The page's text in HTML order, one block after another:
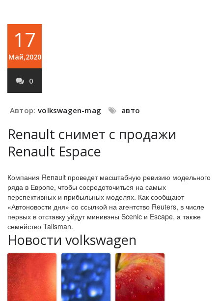
17
Май,2020
0
Автор: volkswagen-mag авто
Renault снимет с продажи
Renault Espace
Компания Renault проведет масштабную ревизию модельного
ряда в Европе, чтобы сосредоточиться на самых
перспективных и прибыльных моделях. Как сообщают
«Автоновости дня» со ссылкой на агентство Reuters, в числе
первых в отставку уйдут минивэны Scenic и Escape, а также
семейство Talisman.
Новости volkswagen